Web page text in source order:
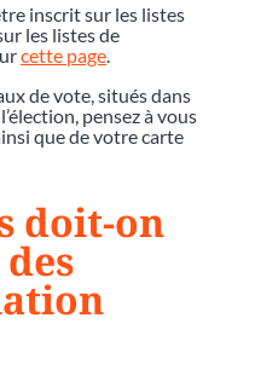
inscrit sur les listes
les listes de
cette page
de vote, situés dans
pensez à vous
que de votre carte
doit-on